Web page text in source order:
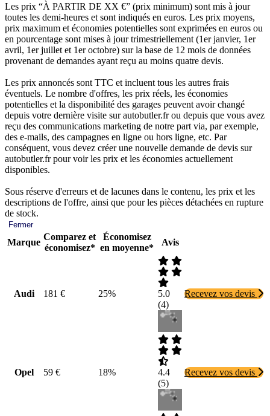
Les prix “À PARTIR DE XX €” (prix minimum) sont mis à jour
toutes les demi-heures et sont indiqués en euros. Les prix moyens,
prix maximum et économies potentielles sont exprimées en euros ou
en pourcentage sont mises à jour trimestriellement (1er janvier, 1er
avril, 1er juillet et 1er octobre) sur la base de 12 mois de données
provenant de demandes ayant reçu au moins quatre devis.
Les prix annoncés sont TTC et incluent tous les autres frais
éventuels. Le nombre d'offres, les prix réels, les économies
potentielles et la disponibilité des garages peuvent avoir changé
depuis votre dernière visite sur autobutler.fr ou depuis que vous avez
reçu des communications marketing de notre part via, par exemple,
des e-mails, des campagnes en ligne ou hors ligne, etc. Par
conséquent, vous devez créer une nouvelle demande de devis sur
autobutler.fr pour voir les prix et les économies actuellement
disponibles.
Sous réserve d'erreurs et de lacunes dans le contenu, les prix et les
descriptions de l'offre, ainsi que pour les pièces détachées en rupture
de stock.
Fermer
Marque
Comparez et
économisez*
Économisez
en moyenne*
Avis
Audi 181 € 25%
5.0
(4)
Recevez vos devis
Opel 59 € 18%
4.4
(5)
Recevez vos devis